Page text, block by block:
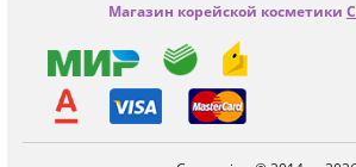
Магазин корейской косметики